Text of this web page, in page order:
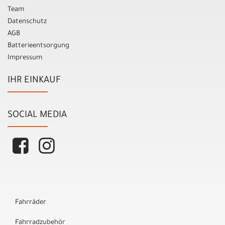
Team
Datenschutz
AGB
Batterieentsorgung
Impressum
IHR EINKAUF
SOCIAL MEDIA
Fahrräder
Fahrradzubehör